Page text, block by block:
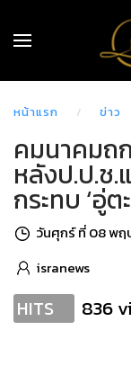
หน้าแรก ข่าว
คมนาคมถ
หลังป.ป.ช.
กระทบ ‘อู่ต
วันศุกร์ ที่ 08 พฤ
isranews
HITS 836